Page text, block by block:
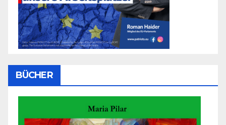
BÜCHER